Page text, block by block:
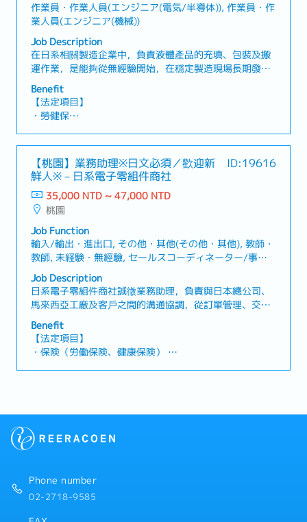
作業員・作業人員(エンジニア(電気/半導体)), 作業員・作
業人員(エンジニア(機械))
Job Description
在日系相關製造企業中，負責液體產品的充填、包裝及搬
運作業，是能夠從無經驗開始，在穩定製造現場長期發展
的職缺。【工作內容】・液體產品的取樣作業，並提供給
品管部門進行化驗・液體產品充填機的操作及充填作業・
於產線後段進行封箱、包裝，並將貨品堆放至棧板・填寫
生產數量、使用原料批號等生產相關表單・回報生產過程
中發生的異常或各項問題・產品變更時，更換相關機具及
事項
Benefit
【法定項目】
・勞健保
・各種休假（特別休假、婚假、喪假、生理假、產檢假、
陪產假、產假、育嬰假）
・退休金
【公司福利】
◆獎金／禮品類
・7月夏季獎金／1月冬季獎金
（業績連動，大約3~4個月※2024参考値）
・端午禮金／中秋禮品
◆保險類
・員工團保
・職災保險
◆休閒類
・每年正職人員旅遊獎金補助
・部門聚餐，慶生會
◆制度類
◆補助類
・結婚禮金
・交通費補助
【桃園】業務助理※日文必須／歡迎新
鮮人※－日系電子零組件商社
ID:19616
35,000 NTD ~ 47,000 NTD
桃園
Job Function
輸入/輸出・進出口, その他・其他(その他・其他), 教師・
教師, 未経験・無經驗, セールスコーディネーター/事務/
受付・業務/內勤/窗口
Job Description
日系電子零組件商社誠徵業務助理，負責與日本總公司、
馬來西亞工廠及客戶之間的溝通協調，從訂單管理、交期
調整到國貿事務皆可累積實務經驗。【工作內容】・客戶
訂單接收、訂單處理及資料管理・與日本總公司及馬來西
亞工廠進行聯繫與協調・交期確認、交期調整及出貨進度
管理・客戶詢問對應及E-mail往來・進出口相關文件製作
及國貿事務支援・應收帳款管理、請款及入帳確認・協助
Benefit
【法定項目】
・保険（労働保険、健康保険）
【公司福利制度】
・年終獎金：每年發放兩次（1月、7月），合計約2個月
出勤天數比例發放獎金。
Phone number
02-2718-9585